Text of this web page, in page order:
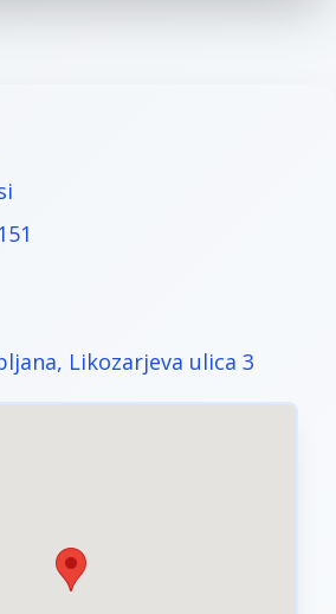
Likozarjeva ulica 3